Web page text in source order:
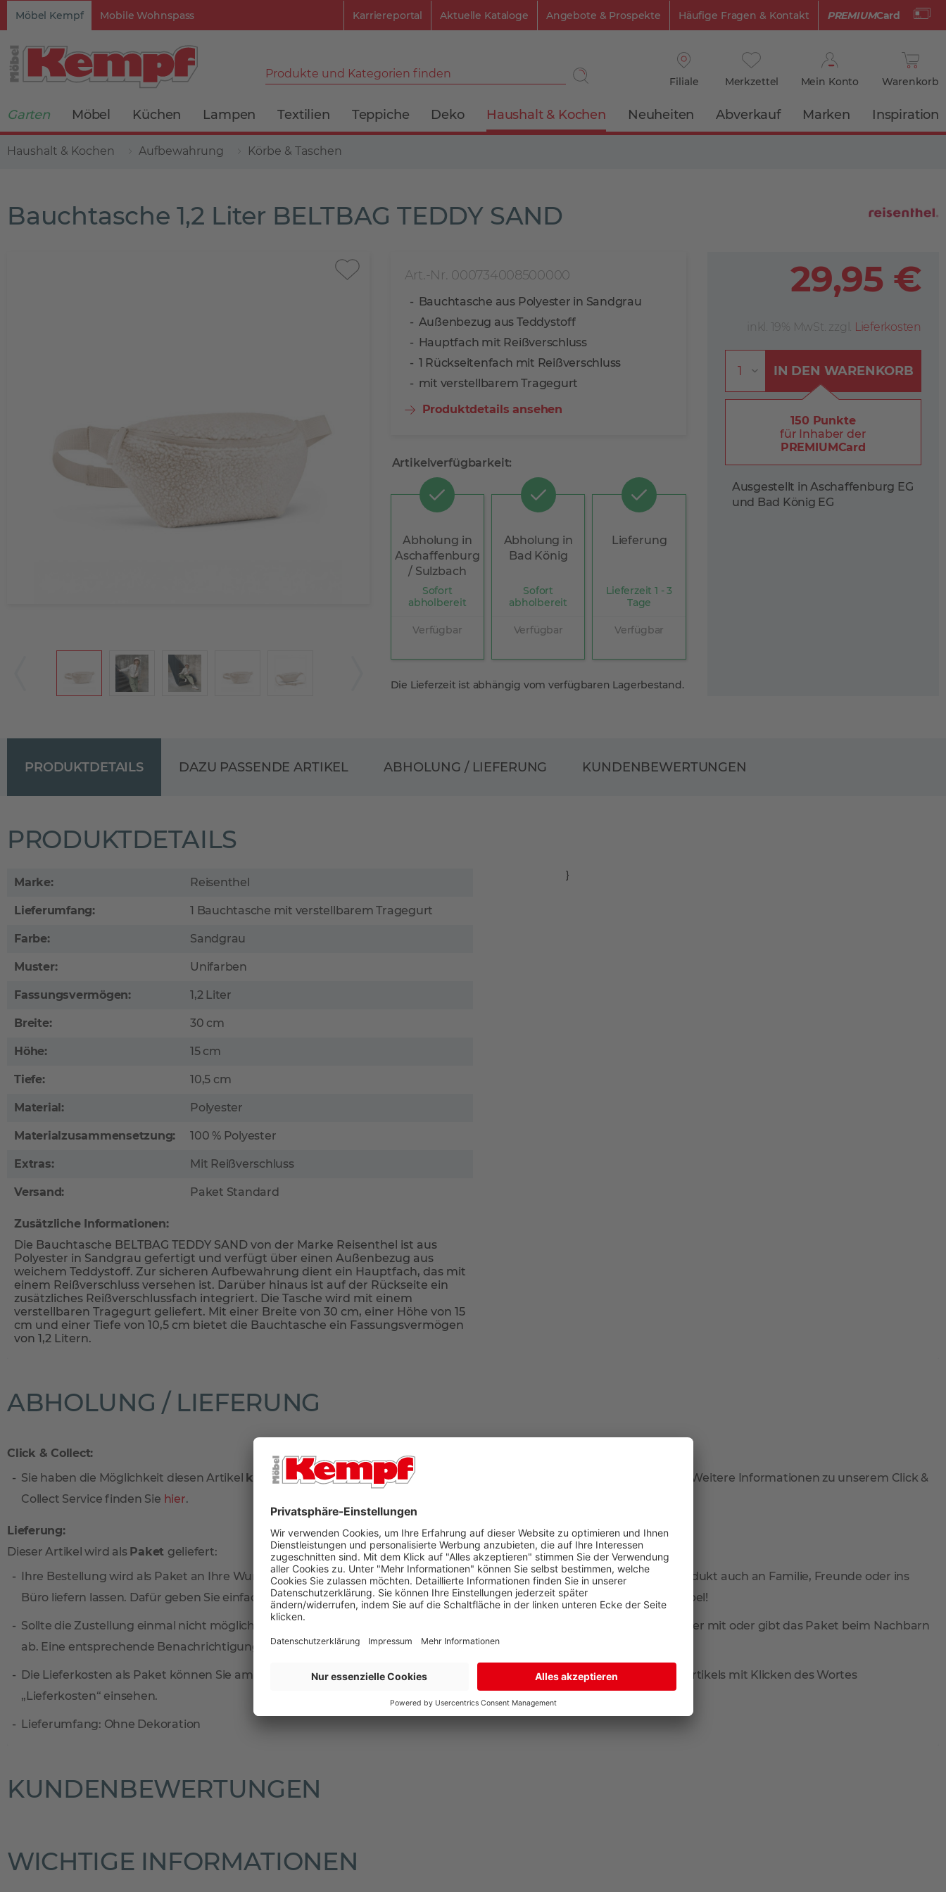
Möbel Kempf Mobile Wohnspass PREMIUMCard
Karriereportal Aktuelle Kataloge Angebote & Prospekte Häufige Fragen & Kontakt
Produkte und Kategorien finden
Filiale Merkzettel Mein Konto Warenkorb
Garten Möbel Küchen Lampen Textilien Teppiche Deko Haushalt & Kochen Neuheiten Abverkauf Marken Inspiration
Haushalt & Kochen Aufbewahrung Körbe & Taschen
Bauchtasche 1,2 Liter BELTBAG TEDDY SAND
Art.-Nr. 000734008500000
Bauchtasche aus Polyester in Sandgrau
Außenbezug aus Teddystoff
Hauptfach mit Reißverschluss
1 Rückseitenfach mit Reißverschluss
mit verstellbarem Tragegurt
Produktdetails ansehen
Artikelverfügbarkeit:
Abholung in
Aschaffenburg
/ Sulzbach
Sofort
abholbereit
Verfügbar
Abholung in
Bad König
Sofort
abholbereit
Verfügbar
Lieferung
Lieferzeit 1 - 3
Tage
Verfügbar
Die Lieferzeit ist abhängig vom verfügbaren Lagerbestand.
29,95 €
inkl. 19% MwSt. zzgl. Lieferkosten
IN DEN WARENKORB
150 Punkte
für Inhaber der
PREMIUMCard
Ausgestellt in Aschaffenburg EG
und Bad König EG
PRODUKTDETAILS
PRODUKTDETAILS
Marke: Reisenthel
Lieferumfang: 1 Bauchtasche mit verstellbarem Tragegurt
Farbe: Sandgrau
Muster: Unifarben
Fassungsvermögen: 1,2 Liter
Breite: 30 cm
Höhe: 15 cm
Tiefe: 10,5 cm
Material: Polyester
Materialzusammensetzung: 100 % Polyester
Extras: Mit Reißverschluss
Versand: Paket Standard
Zusätzliche Informationen:
Die Bauchtasche BELTBAG TEDDY SAND von der Marke Reisenthel ist aus
Polyester in Sandgrau gefertigt und verfügt über einen Außenbezug aus
weichem Teddystoff. Zur sicheren Aufbewahrung dient ein Hauptfach, das mit
einem Reißverschluss versehen ist. Darüber hinaus ist auf der Rückseite ein
zusätzliches Reißverschlussfach integriert. Die Tasche wird mit einem
verstellbaren Tragegurt geliefert. Mit einer Breite von 30 cm, einer Höhe von 15
cm und einer Tiefe von 10,5 cm bietet die Bauchtasche ein Fassungsvermögen
von 1,2 Litern.
}
DAZU PASSENDE ARTIKEL ABHOLUNG / LIEFERUNG
ABHOLUNG / LIEFERUNG
Click & Collect:
Sie haben die Möglichkeit diesen Artikel kostenlosvor Ort in unseren Filialen Aschaffenburg oder Bad König abzuholen. Weitere Informationen zu unserem Click &
Collect Service finden Sie hier.
Lieferung:
Dieser Artikel wird als Paket geliefert:
Ihre Bestellung wird als Paket an Ihre Wunschadresse geliefert. Falls Sie tagsüber nicht zuhause sind, können Sie Ihr Produkt auch an Familie, Freunde oder ins
Büro liefern lassen. Dafür geben Sie einfach eine separate Lieferadresse zur Rechnungsadresse an. So sind Sie total flexibel!
Sollte die Zustellung einmal nicht möglich sein, nimmt der Paketdienstleister Ihr Produkt zur erneuten Anlieferung wieder mit oder gibt das Paket beim Nachbarn
ab. Eine entsprechende Benachrichtigungskarte finden Sie dann in Ihrem Briefkasten.
Die Lieferkosten als Paket können Sie am einfachsten im oberen Bereich der Artikelseite unter dem Verkaufspreis des Artikels mit Klicken des Wortes
„Lieferkosten“ einsehen.
Lieferumfang: Ohne Dekoration
KUNDENBEWERTUNGEN
KUNDENBEWERTUNGEN
WICHTIGE INFORMATIONEN